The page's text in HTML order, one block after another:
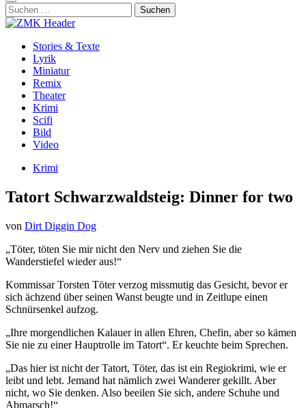
Suchen
nach:
Stories & Texte
Lyrik
Miniatur
Remix
Theater
Krimi
Scifi
Bild
Video
Krimi
Tatort Schwarzwaldsteig: Dinner for two
von Dirt Diggin Dog
„Töter, töten Sie mir nicht den Nerv und ziehen Sie die
Wanderstiefel wieder aus!“
Kommissar Torsten Töter verzog missmutig das Gesicht, bevor er
sich ächzend über seinen Wanst beugte und in Zeitlupe einen
Schnürsenkel aufzog.
„Ihre morgendlichen Kalauer in allen Ehren, Chefin, aber so kämen
Sie nie zu einer Hauptrolle im Tatort“. Er keuchte beim Sprechen.
„Das hier ist nicht der Tatort, Töter, das ist ein Regiokrimi, wie er
leibt und lebt. Jemand hat nämlich zwei Wanderer gekillt. Aber
nicht, wo Sie denken. Also beeilen Sie sich, andere Schuhe und
Abmarsch!“